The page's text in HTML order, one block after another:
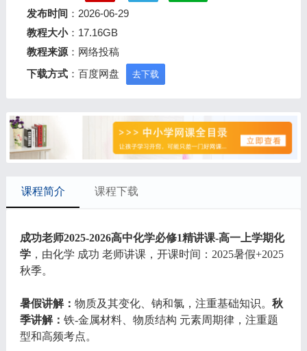
发布时间 ：2026-06-29
教程大小：17.16GB
教程来源：网络投稿
下载方式：百度网盘 去下载
课程简介 课程下载
成功老师2025-2026高中化学必修1精讲课-高一上学期化
学，由化学 成功 老师讲课，开课时间：2025暑假+2025
秋季。
暑假讲解： 物质及其变化、钠和氯，注重基础知识。 秋
季讲解： 铁-金属材料、物质结构 元素周期律，注重题
型和高频考点。